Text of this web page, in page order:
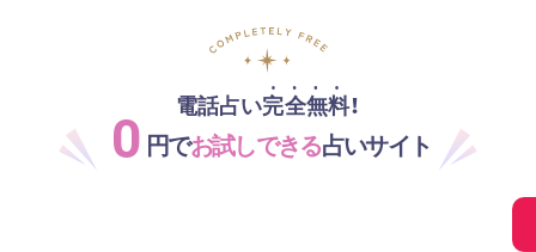
電話占い完全無料！
0 円でお試しできる占いサイト